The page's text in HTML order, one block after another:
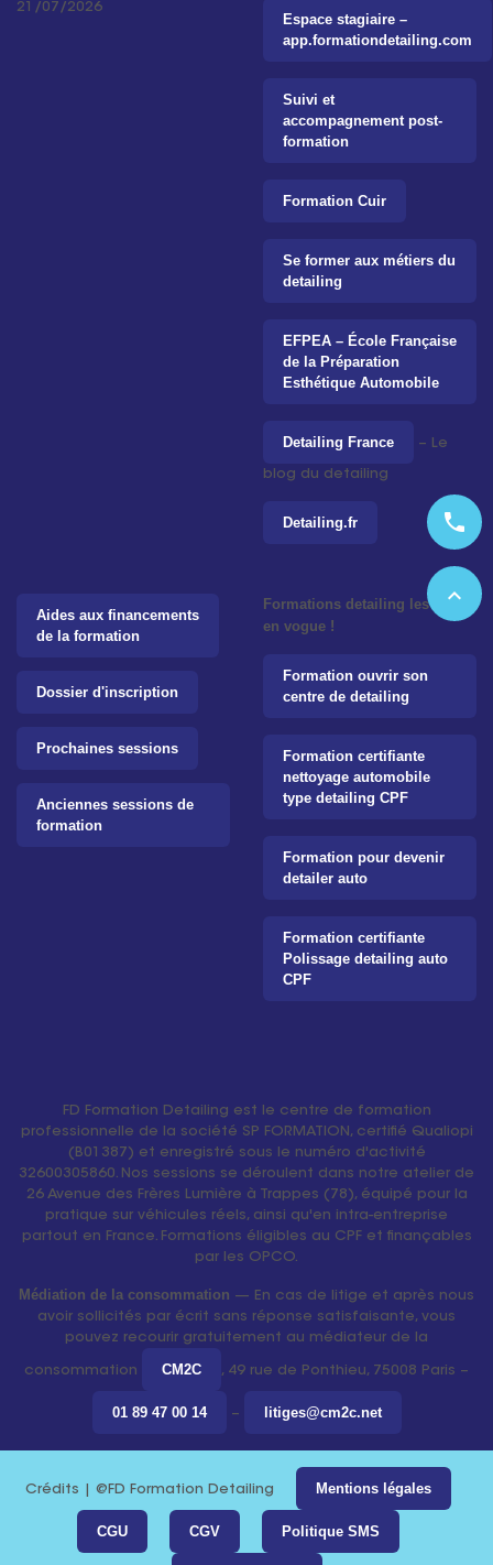
21/07/2026
Espace stagiaire –
app.formationdetailing.com
Suivi et
accompagnement post-
formation
Formation Cuir
Se former aux métiers du
detailing
EFPEA – École Française
de la Préparation
Esthétique Automobile
Detailing France – Le
blog du detailing
Detailing.fr
Aides aux financements
de la formation
Dossier d'inscription
Prochaines sessions
Anciennes sessions de
formation
Formations detailing les plus
en vogue !
Formation ouvrir son
centre de detailing
Formation certifiante
nettoyage automobile
type detailing CPF
Formation pour devenir
detailer auto
Formation certifiante
Polissage detailing auto
CPF
FD Formation Detailing est le centre de formation
professionnelle de la société SP FORMATION, certifié Qualiopi
(B01387) et enregistré sous le numéro d'activité
32600305860. Nos sessions se déroulent dans notre atelier de
26 Avenue des Frères Lumière à Trappes (78), équipé pour la
pratique sur véhicules réels, ainsi qu'en intra-entreprise
partout en France. Formations éligibles au CPF et finançables
par les OPCO.
Médiation de la consommation — En cas de litige et après nous
avoir sollicités par écrit sans réponse satisfaisante, vous
pouvez recourir gratuitement au médiateur de la
consommation CM2C , 49 rue de Ponthieu, 75008 Paris –
01 89 47 00 14 – litiges@cm2c.net
Crédits | @FD Formation Detailing Mentions légales
CGU CGV Politique SMS
phone
expand_less